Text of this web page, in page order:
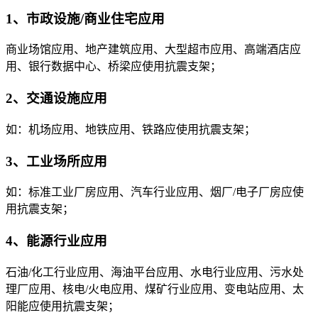
1、市政设施/商业住宅应用
商业场馆应用、地产建筑应用、大型超市应用、高端酒店应
用、银行数据中心、桥梁应使用抗震支架；
2、交通设施应用
如：机场应用、地铁应用、铁路应使用抗震支架；
3、工业场所应用
如：标准工业厂房应用、汽车行业应用、烟厂/电子厂房应使
用抗震支架；
4、能源行业应用
石油/化工行业应用、海油平台应用、水电行业应用、污水处
理厂应用、核电/火电应用、煤矿行业应用、变电站应用、太
阳能应使用抗震支架；